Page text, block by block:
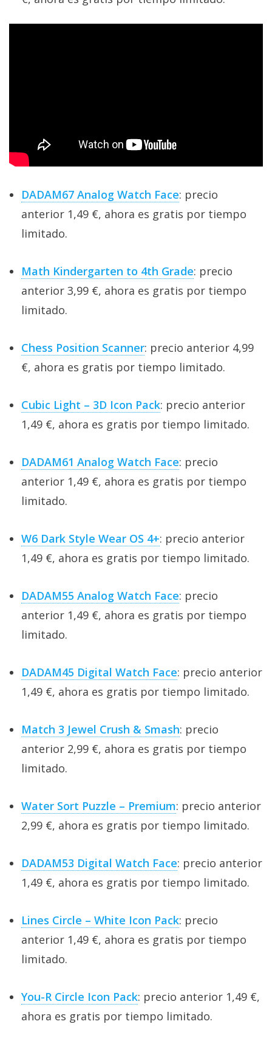
DADAM67 Analog Watch Face: precio
anterior 1,49 €, ahora es gratis por tiempo
limitado.
Math Kindergarten to 4th Grade: precio
anterior 3,99 €, ahora es gratis por tiempo
limitado.
Chess Position Scanner: precio anterior 4,99
€, ahora es gratis por tiempo limitado.
Cubic Light – 3D Icon Pack: precio anterior
1,49 €, ahora es gratis por tiempo limitado.
DADAM61 Analog Watch Face: precio
anterior 1,49 €, ahora es gratis por tiempo
limitado.
W6 Dark Style Wear OS 4+: precio anterior
1,49 €, ahora es gratis por tiempo limitado.
DADAM55 Analog Watch Face: precio
anterior 1,49 €, ahora es gratis por tiempo
limitado.
DADAM45 Digital Watch Face: precio anterior
1,49 €, ahora es gratis por tiempo limitado.
Match 3 Jewel Crush & Smash: precio
anterior 2,99 €, ahora es gratis por tiempo
limitado.
Water Sort Puzzle – Premium: precio anterior
2,99 €, ahora es gratis por tiempo limitado.
DADAM53 Digital Watch Face: precio anterior
1,49 €, ahora es gratis por tiempo limitado.
Lines Circle – White Icon Pack: precio
anterior 1,49 €, ahora es gratis por tiempo
limitado.
You-R Circle Icon Pack: precio anterior 1,49 €,
ahora es gratis por tiempo limitado.